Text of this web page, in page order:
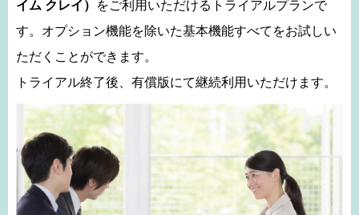
イム クレイ）
をご利用いただけるトライアルプランで
す。オプション機能を除いた基本機能すべてをお試しい
ただくことができます。
トライアル終了後、有償版にて継続利用いただけます。